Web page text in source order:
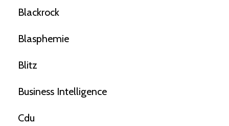
Blackrock
Blasphemie
Blitz
Business Intelligence
Cdu